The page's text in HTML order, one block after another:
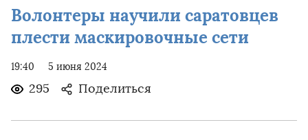
Волонтеры научили саратовцев
плести маскировочные сети
19:40 5 июня 2024
295 Поделиться